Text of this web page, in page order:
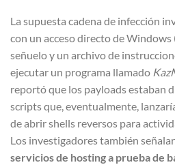
La supuesta cadena de infección
con un acceso directo de
señuelo y un archivo de
ejecutar un programa llamado
reportó que los payloads estaban
scripts que, eventualmente,
de abrir shells reversos para
Los investigadores también
servicios de hosting a prueba de